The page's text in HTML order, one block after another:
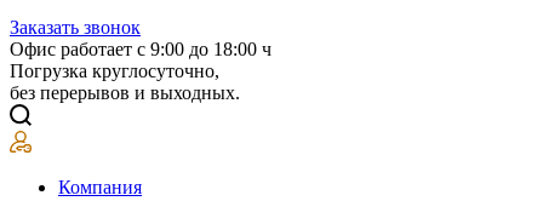
Заказать звонок
Офис работает с 9:00 до 18:00 ч
Погрузка круглосуточно,
без перерывов и выходных.
Компания